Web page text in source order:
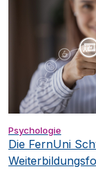
Psychologie
Die FernUni